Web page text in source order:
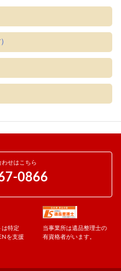
せはこちら
0866
は特定
を支援
当事業所は遺品整理士の
有資格者がいます。